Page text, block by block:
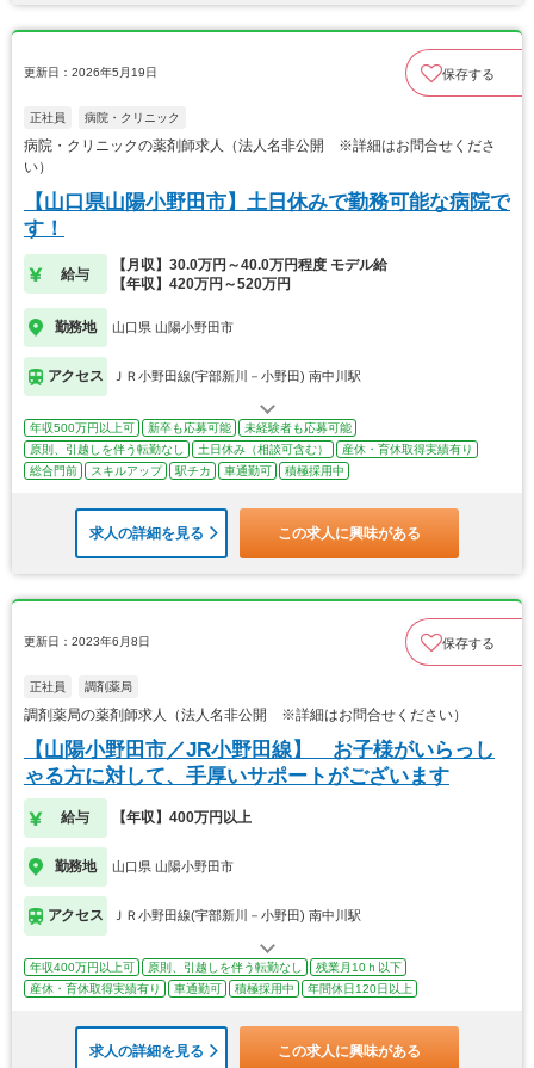
更新日：2026年5月19日 保存する
正社員 病院・クリニック
病院・クリニックの薬剤師求人（法人名非公開 ※詳細はお問合せくださ
い）
【山口県山陽小野田市】土日休みで勤務可能な病院で
す！
給与
【月収】30.0万円～40.0万円程度 モデル給
【年収】420万円～520万円
勤務地 山口県 山陽小野田市
アクセス ＪＲ小野田線(宇部新川－小野田) 南中川駅
年収500万円以上可 新卒も応募可能
未経験者も応募可能
原則、引越しを伴う転勤なし
土日休み（相談可含む）
産休・育休取得実績有り
総合門前
スキルアップ 駅チカ 車通勤可 積極採用中
求人の詳細を見る この求人に興味がある
更新日：2023年6月8日 保存する
正社員 調剤薬局
調剤薬局の薬剤師求人（法人名非公開 ※詳細はお問合せください）
【山陽小野田市／JR小野田線】 お子様がいらっし
ゃる方に対して、手厚いサポートがございます
給与 【年収】400万円以上
勤務地 山口県 山陽小野田市
アクセス ＪＲ小野田線(宇部新川－小野田) 南中川駅
年収400万円以上可 原則、引越しを伴う転勤なし
残業月10ｈ以下
産休・育休取得実績有り
車通勤可 積極採用中 年間休日120日以上
求人の詳細を見る この求人に興味がある